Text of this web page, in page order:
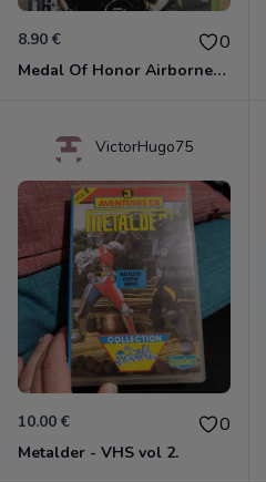
8.90 € 0
Medal Of Honor Airborne Xbox 360
VictorHugo75
10.00 € 0
Metalder - VHS vol 2.